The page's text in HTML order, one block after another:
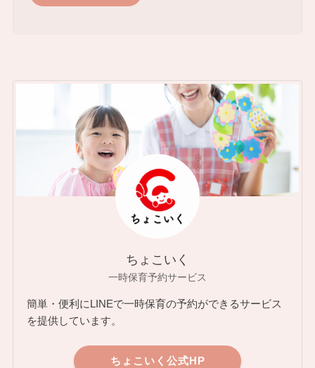
ちょこいく
一時保育予約サービス
簡単・便利にLINEで一時保育の予約ができるサービス
を提供しています。
ちょこいく公式HP